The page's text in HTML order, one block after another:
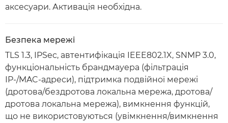
аксесуари. Активація необхідна.
Безпека мережі
TLS 1.3, IPSec, автентифікація IEEE802.1X, SNMP 3.0,
функціональність брандмауера (фільтрація
IP-/MAC-адреси), підтримка подвійної мережі
(дротова/бездротова локальна мережа, дротова/
дротова локальна мережа), вимкнення функцій,
що не використовуються (увімкнення/вимкнення